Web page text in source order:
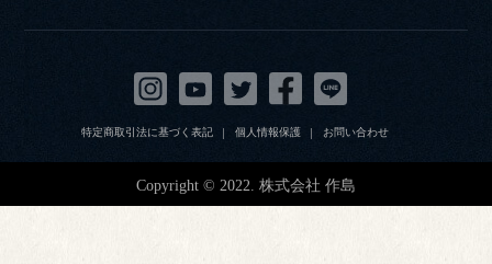
特定商取引法に基づく表記 個人情報保護 お問い合わせ
Copyright © 2022. 株式会社 作島